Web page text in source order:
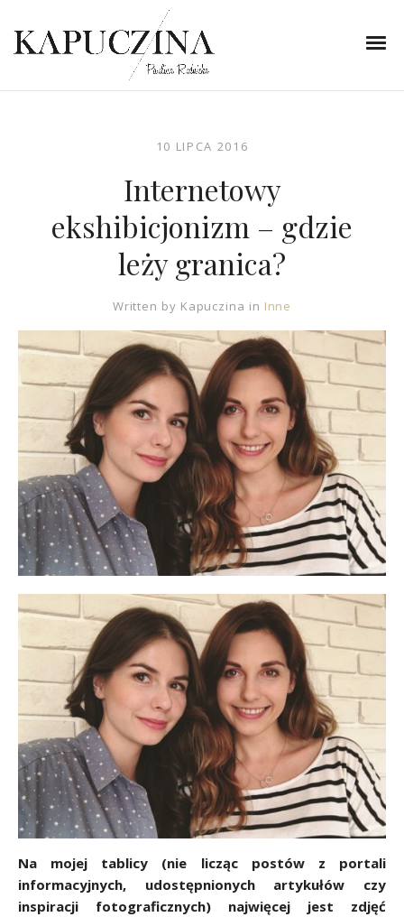
10 LIPCA 2016
Internetowy
ekshibicjonizm – gdzie
leży granica?
Written by Kapuczina in Inne
Na mojej tablicy (nie licząc postów z portali
informacyjnych, udostępnionych artykułów czy
inspiracji fotograficznych) najwięcej jest zdjęć